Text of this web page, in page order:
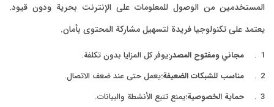
من الوصول للمعلومات على الإنترنت بحرية ودون قيود.
على تكنولوجيا فريدة لتسهيل مشاركة المحتوى بأمان.
مجاني ومفتوح المصدر:يوفر كل المزايا بدون تكلفة.
مناسب للشبكات الضعيفة:يعمل حتى عند ضعف الاتصال.
حماية الخصوصية:يمنع تتبع الأنشطة والبيانات.